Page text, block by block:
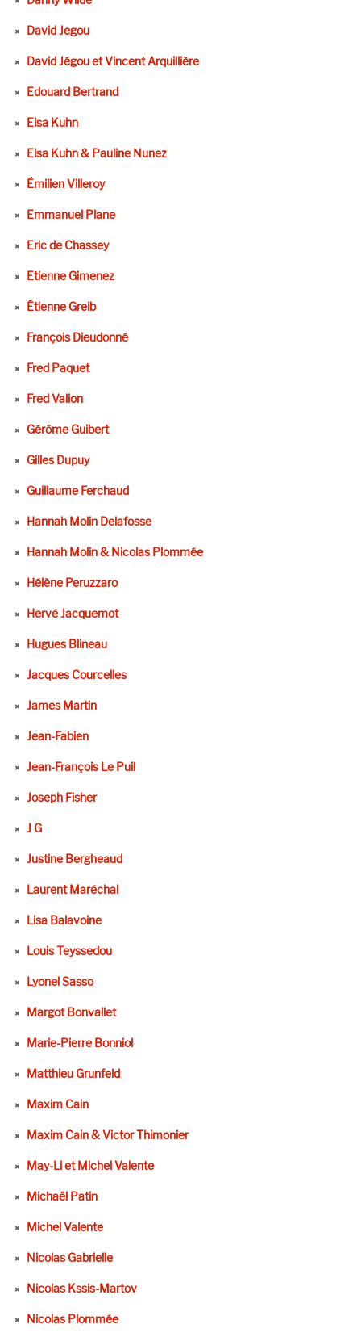
David Jegou
David Jégou et Vincent Arquillière
Edouard Bertrand
Elsa Kuhn
Elsa Kuhn & Pauline Nunez
Émilien Villeroy
Emmanuel Plane
Eric de Chassey
Etienne Gimenez
Étienne Greib
François Dieudonné
Fred Paquet
Fred Valion
Gérôme Guibert
Gilles Dupuy
Guillaume Ferchaud
Hannah Molin Delafosse
Hannah Molin & Nicolas Plommée
Hélène Peruzzaro
Hervé Jacquemot
Hugues Blineau
Jacques Courcelles
James Martin
Jean-Fabien
Jean-François Le Puil
Joseph Fisher
J G
Justine Bergheaud
Laurent Maréchal
Lisa Balavoine
Louis Teyssedou
Lyonel Sasso
Margot Bonvallet
Marie-Pierre Bonniol
Matthieu Grunfeld
Maxim Cain
Maxim Cain & Victor Thimonier
May-Li et Michel Valente
Michaël Patin
Michel Valente
Nicolas Gabrielle
Nicolas Kssis-Martov
Nicolas Plommée